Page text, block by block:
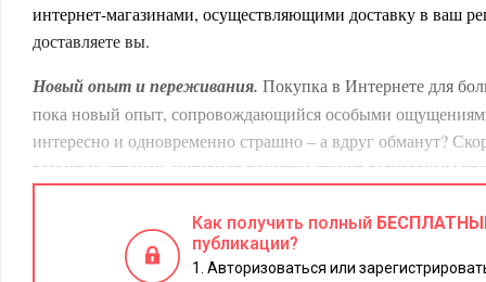
интернет-магазинами, осуществляющими доставку в ваш
доставляете вы.
Новый опыт и переживания. Покупка в Интернете для
пока новый опыт, сопровождающийся особыми
интересно и одновременно страшно – а вдруг обманут?
развитых странах, интернет-покупки станут регулярным
удобные для покупателя решения. Такой пример есть – «
заранее формируют корзину продуктов и забирают ее
доставки в удобное для них время. Западный пример –
Как получить полный
публикации?
Авторизоваться или